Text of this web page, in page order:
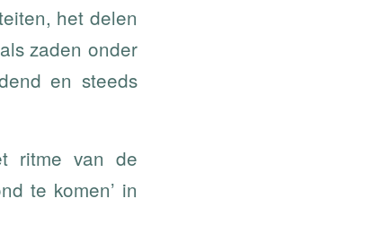
het delen
zaden onder
en steeds
ritme van de
te komen’ in